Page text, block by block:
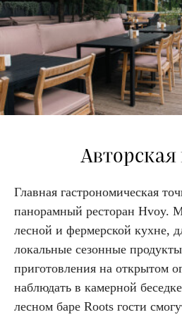
Авторская
Главная гастрономическая
панорамный ресторан Hvoy.
лесной и фермерской кухне,
локальные сезонные
приготовления на открытом
наблюдать в камерной
лесном баре Roots гости